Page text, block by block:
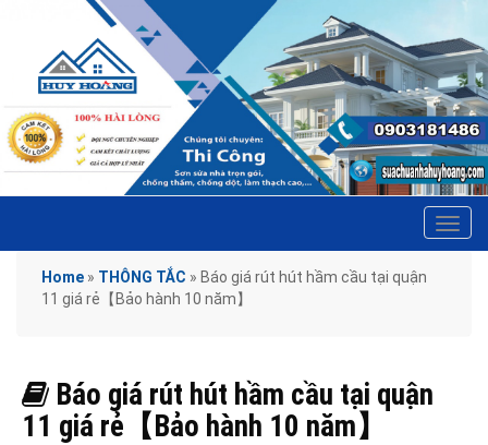
Home » THÔNG TẮC » Báo giá rút hút hầm cầu tại quận
11 giá rẻ【Bảo hành 10 năm】
Báo giá rút hút hầm cầu tại quận
11 giá rẻ【Bảo hành 10 năm】